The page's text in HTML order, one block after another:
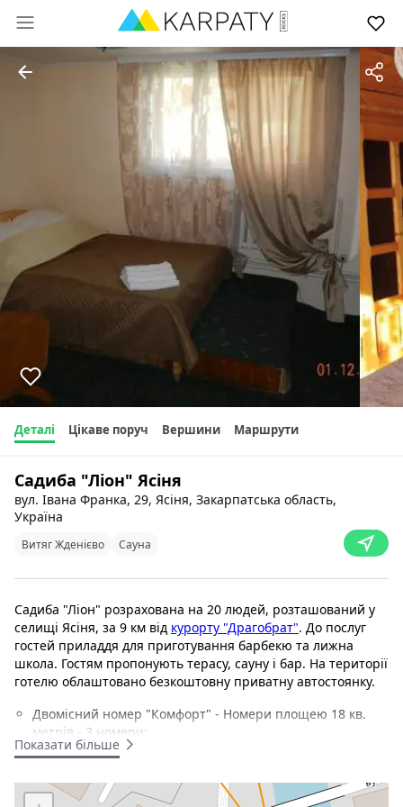
Деталі Цікаве поруч Вершини Маршрути
Садиба "Ліон" Ясіня
вул. Івана Франка, 29, Ясіня, Закарпатська область,
Україна
Витяг Жденієво Сауна
Садиба "Ліон" розрахована на 20 людей, розташований у
селищі Ясіня, за 9 км від курорту "Драгобрат". До послуг
гостей приладдя для приготування барбекю та лижна
школа. Гостям пропонують терасу, сауну і бар. На території
готелю облаштовано безкоштовну приватну автостоянку.
Двомісний номер "Комфорт" - Номери площею 18 кв.
метрів - 3 номери;
Напівлюкс - Люкс із кабельним телебаченням та
Сімейний номер - Номери площею 30 кв. м. - 6-ти
Показати більше